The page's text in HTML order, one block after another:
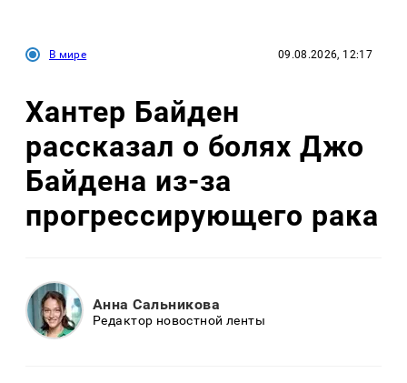
В мире 09.08.2026, 12:17
Хантер Байден
рассказал о болях Джо
Байдена из-за
прогрессирующего рака
Анна Сальникова
Редактор новостной ленты